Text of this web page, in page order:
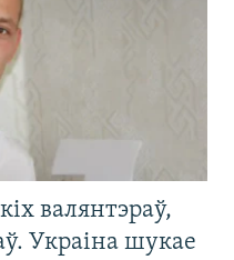
валянтэраў,
Украіна шукае